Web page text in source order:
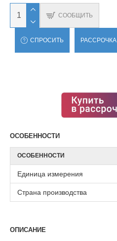
СООБЩИТЬ
СПРОСИТЬ РАССРОЧКА
ОСОБЕННОСТИ
ОСОБЕННОСТИ
Единица измерения
Страна производства
ОПИСАНИЕ